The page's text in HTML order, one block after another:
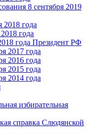
8 сентября 2019
2018 года
года
года Президент РФ
2017 года
2016 года
2015 года
2014 года
избирательная
справка Слюдянской